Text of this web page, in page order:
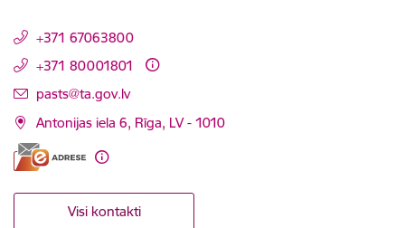
+371 67063800
+371 80001801
E-pasts:
pasts@ta.gov.lv
Antonijas iela 6, Rīga, LV - 1010
Visi kontakti